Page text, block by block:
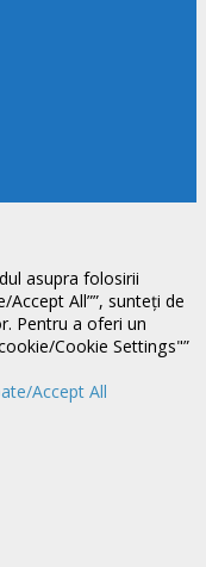
asupra folosirii
All””, sunteți de
Pentru a oferi un
Cookie Settings"”
Accept All